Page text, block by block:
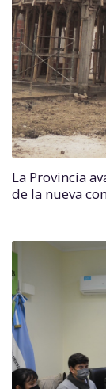
La Provincia
de la nueva